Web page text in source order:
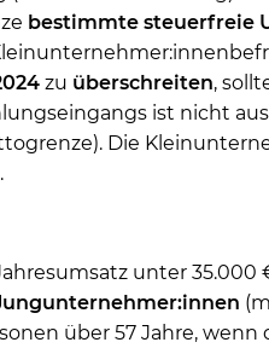
bestimmte steuerfreie
zu überschreiten,
ist nicht
Die
unter 35.000
über 57 Jahre,